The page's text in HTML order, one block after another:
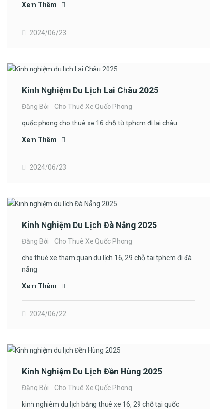
Xem Thêm
2024/06/23
Kinh Nghiệm Du Lịch Lai Châu 2025
Đăng Bởi Cho Thuê Xe Quốc Phong
quốc phong cho thuê xe 16 chỗ từ tphcm đi lai châu
Xem Thêm
2024/06/23
Kinh Nghiệm Du Lịch Đà Nẵng 2025
Đăng Bởi Cho Thuê Xe Quốc Phong
cho thuê xe tham quan du lịch 16, 29 chỗ tai tphcm đi đà
nẵng
Xem Thêm
2024/06/22
Kinh Nghiệm Du Lịch Đền Hùng 2025
Đăng Bởi Cho Thuê Xe Quốc Phong
kinh nghiêm du lịch bằng thuê xe 16, 29 chỗ tại quốc